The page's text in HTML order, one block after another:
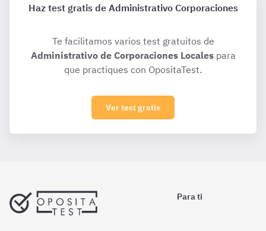
Haz test gratis de Administrativo Corporaciones
Te facilitamos varios test gratuitos de
Administrativo de Corporaciones Localespara
que practiques con OpositaTest.
Ver test gratis
Para ti